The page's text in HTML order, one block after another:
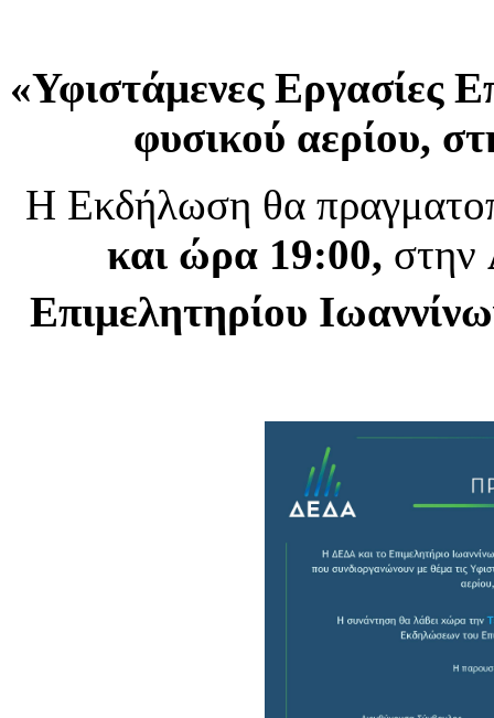
«Υφιστάμενες Εργασίες
φυσικού αερίου,
Η Εκδήλωση θα
και ώρα 19:00, στην
Επιμελητηρίου